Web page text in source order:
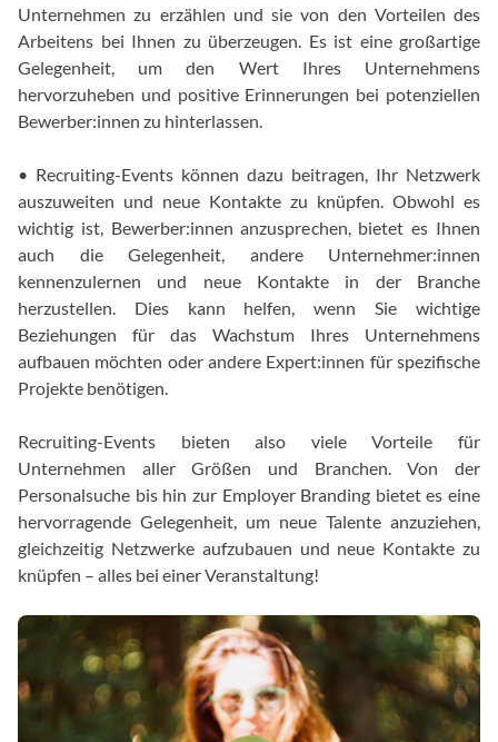
Unternehmen zu erzählen und sie von den Vorteilen des
Arbeitens bei Ihnen zu überzeugen. Es ist eine großartige
Gelegenheit, um den Wert Ihres Unternehmens
hervorzuheben und positive Erinnerungen bei potenziellen
Bewerber:innen zu hinterlassen.
• Recruiting-Events können dazu beitragen, Ihr Netzwerk
auszuweiten und neue Kontakte zu knüpfen. Obwohl es
wichtig ist, Bewerber:innen anzusprechen, bietet es Ihnen
auch die Gelegenheit, andere Unternehmer:innen
kennenzulernen und neue Kontakte in der Branche
herzustellen. Dies kann helfen, wenn Sie wichtige
Beziehungen für das Wachstum Ihres Unternehmens
aufbauen möchten oder andere Expert:innen für spezifische
Projekte benötigen.
Recruiting-Events bieten also viele Vorteile für
Unternehmen aller Größen und Branchen. Von der
Personalsuche bis hin zur Employer Branding bietet es eine
hervorragende Gelegenheit, um neue Talente anzuziehen,
gleichzeitig Netzwerke aufzubauen und neue Kontakte zu
knüpfen – alles bei einer Veranstaltung!